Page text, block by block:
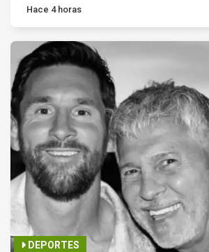
Hace 4 horas
DEPORTES